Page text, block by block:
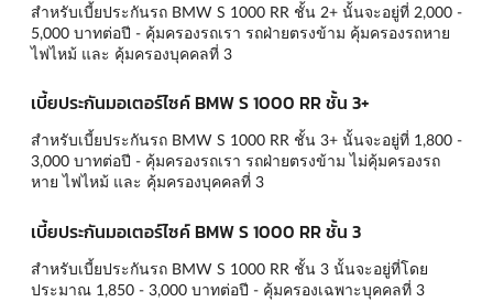
สำหรับเบี้ยประกันรถ BMW S 1000 RR ชั้น 2+ นั้นจะอยู่ที่ 2,000 -
5,000 บาทต่อปี - คุ้มครองรถเรา รถฝ่ายตรงข้าม คุ้มครองรถหาย
ไฟไหม้ และ คุ้มครองบุคคลที่ 3
เบี้ยประกันมอเตอร์ไซค์ BMW S 1000 RR ชั้น 3+
สำหรับเบี้ยประกันรถ BMW S 1000 RR ชั้น 3+ นั้นจะอยู่ที่ 1,800 -
3,000 บาทต่อปี - คุ้มครองรถเรา รถฝ่ายตรงข้าม ไม่คุ้มครองรถ
หาย ไฟไหม้ และ คุ้มครองบุคคลที่ 3
เบี้ยประกันมอเตอร์ไซค์ BMW S 1000 RR ชั้น 3
สำหรับเบี้ยประกันรถ BMW S 1000 RR ชั้น 3 นั้นจะอยู่ที่โดย
ประมาณ 1,850 - 3,000 บาทต่อปี - คุ้มครองเฉพาะบุคคลที่ 3